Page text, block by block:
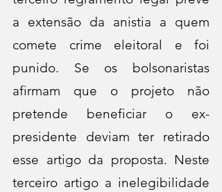
a extensão da anistia a quem
comete crime eleitoral e foi
punido. Se os bolsonaristas
afirmam que o projeto não
pretende beneficiar o ex-
presidente deviam ter retirado
esse artigo da proposta. Neste
terceiro artigo a inelegibilidade